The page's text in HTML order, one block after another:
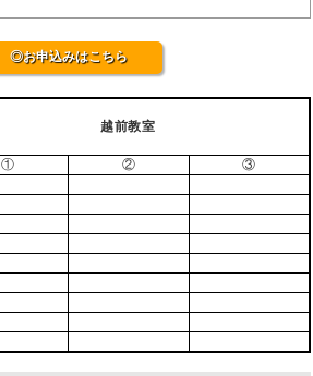
◎お申込みはこちら
越前教室
① ②
③